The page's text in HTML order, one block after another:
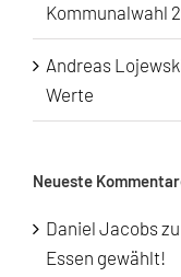
Kommunalwahl
Andreas
Werte
Neueste
Daniel Jacobszu
Essen gewählt!